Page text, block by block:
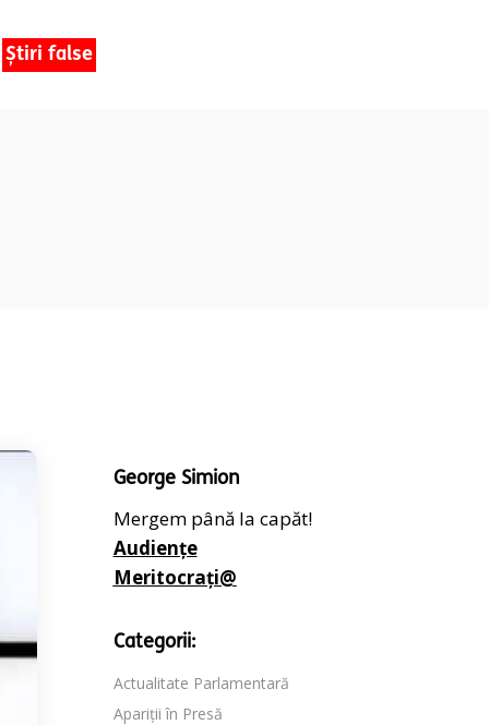
Știri false
George Simion
Mergem până la capăt!
Audiențe
Meritocrați@
Categorii:
Actualitate Parlamentară
Apariții în Presă